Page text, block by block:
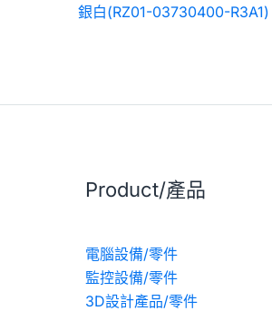
銀白(RZ01-03730400-R3A1)
Product/產品
電腦設備/零件
監控設備/零件
3D設計產品/零件